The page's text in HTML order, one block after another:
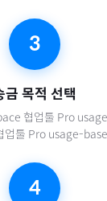
3
금 목적 선택
협업툴 Pro
툴 Pro usage-
4